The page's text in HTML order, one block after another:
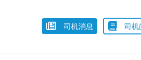
司机消息 司机